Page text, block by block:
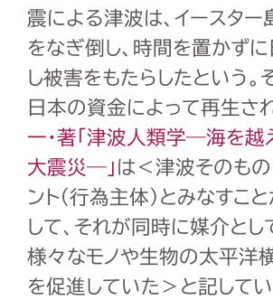
震による津波は、イースター
をなぎ倒し、時間を置かず
し被害をもたらしたという。
日本の資金によって再生され
一・著「津波人類学―海を越
大震災―」 は＜津波そのもの
ント（行為主体）とみなすこ
して、それが同時に媒介とし
様々なモノや生物の太平洋
を促進していた＞と記して